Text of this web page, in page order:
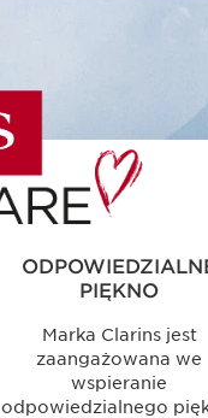
PIĘKNO
Marka Clarins jest
zaangażowana we
wspieranie
odpowiedzialnego